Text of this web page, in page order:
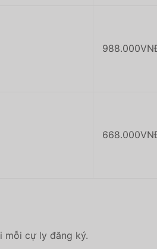
mỗi cự ly đăng ký.